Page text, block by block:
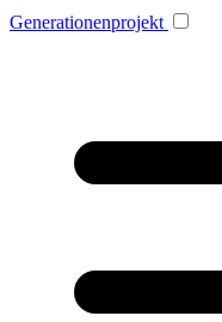
Generationenprojekt